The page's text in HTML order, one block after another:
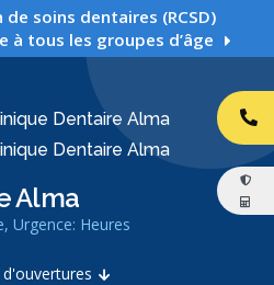
de soins dentaires (RCSD)
à tous les groupes d’âge
Dentaire Alma
Dentaire Alma
Alma
Urgence: Heures